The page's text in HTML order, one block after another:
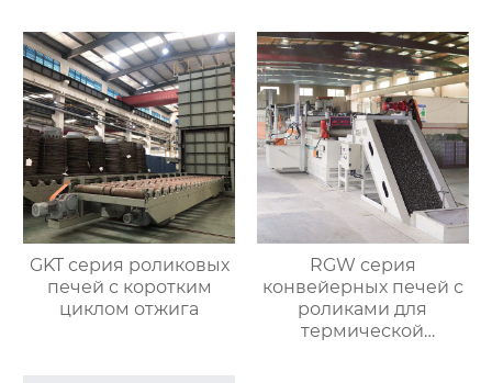
непрерывном
процессе
GKT серия роликовых
печей с коротким
циклом отжига
RGW серия
конвейерных печей с
роликами для
термической